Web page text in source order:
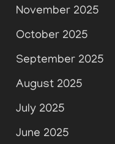
November 2025
October 2025
September 2025
August 2025
July 2025
June 2025